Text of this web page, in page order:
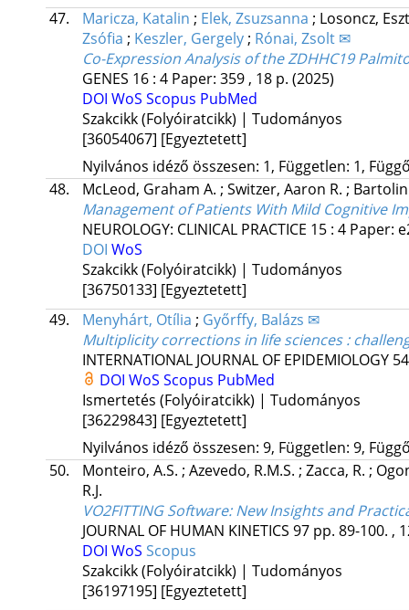
47.
Maricza, Katalin ; Elek, Zsuzsanna ; Losoncz,
Zsófia ; Keszler, Gergely; Rónai, Zsolt ✉
Co-Expression Analysis of the ZDHHC19
GENES 16: 4 Paper: 359 , 18 p. (2025)
DOI WoS Scopus PubMed
Szakcikk (Folyóiratcikk) | Tudományos
[36054067] [Egyeztetett]
Nyilvános idéző összesen: 1, Független: 1,
48.
McLeod, Graham A. ; Switzer, Aaron R. ;
Management of Patients With Mild Cognitive
NEUROLOGY: CLINICAL PRACTICE 15: 4 Paper:
DOI WoS
Szakcikk (Folyóiratcikk) | Tudományos
[36750133] [Egyeztetett]
49.
Menyhárt, Otília ; Győrffy, Balázs ✉
Multiplicity corrections in life sciences :
INTERNATIONAL JOURNAL OF EPIDEMIOLOGY 54
DOI WoS Scopus PubMed
Ismertetés (Folyóiratcikk) | Tudományos
[36229843] [Egyeztetett]
Nyilvános idéző összesen: 9, Független: 9,
50.
Monteiro, A.S. ; Azevedo, R.M.S. ; Zacca, R. ;
R.J.
VO2FITTING Software: New Insights and
JOURNAL OF HUMAN KINETICS 97 pp. 89-100. ,
DOI WoS Scopus
Szakcikk (Folyóiratcikk) | Tudományos
[36197195] [Egyeztetett]